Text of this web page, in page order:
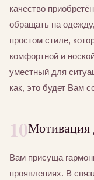
качество
обращать на
простом стиле,
комфортной и
уместный для
как, это будет Вам
10Мотивация
Вам присуща
проявлениях. В